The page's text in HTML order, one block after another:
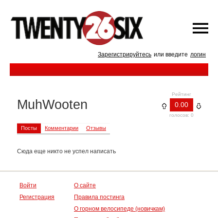
Зарегистрируйтесь или введите логин
Рейтинг
0.00
голосов: 0
MuhWooten
Посты Комментарии Отзывы
Сюда еще никто не успел написать
Войти
Регистрация
О сайте
Правила постинга
О горном велосипеде (новичкам)